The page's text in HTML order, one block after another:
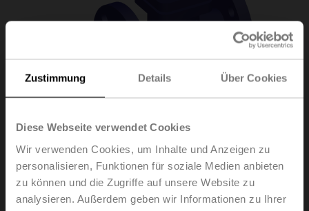
Zustimmung Details Über Cookies
Diese Webseite verwendet Cookies
Wir verwenden Cookies, um Inhalte und Anzeigen zu
personalisieren, Funktionen für soziale Medien anbieten
zu können und die Zugriffe auf unsere Website zu
analysieren. Außerdem geben wir Informationen zu Ihrer
H6020X4-S2+NV24A-
MP-TPC